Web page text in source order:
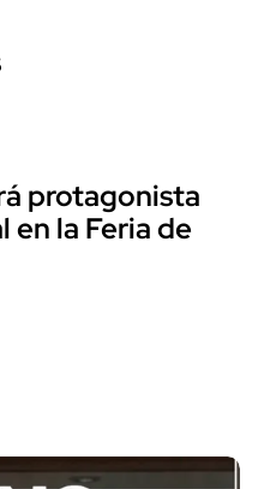
protagonista
la Feria de